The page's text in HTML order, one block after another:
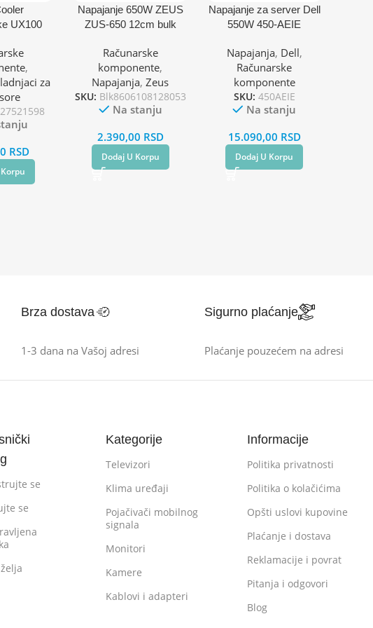
UX100
AM5
,
za
RSD
Napajanje 650W ZEUS
ZUS-650 12cm bulk
Računarske
komponente,
Napajanja,Zeus
SKU: Blk8606108128053
Na stanju
2.390,00 RSD
Dodaj U Korpu
Napajanje za server Dell
550W 450-AEIE
Napajanja, Dell,
Računarske
komponente
SKU: 450AEIE
Na stanju
15.090,00 RSD
Dodaj U Korpu
Brza dostava
1-3 dana na Vašoj adresi
Sigurno plaćanje
Plaćanje pouzećem na adresi
se
se
Kategorije
Televizori
Klima uređaji
Pojačivači mobilnog
signala
Monitori
Kamere
Kablovi i adapteri
Informacije
Politika privatnosti
Politika o kolačićima
Opšti uslovi kupovine
Plaćanje i dostava
Reklamacije i povrat
Pitanja i odgovori
Blog